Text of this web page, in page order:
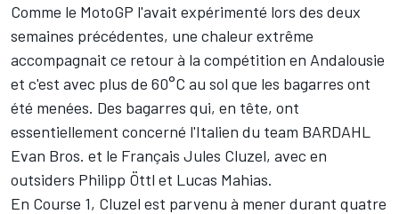
Comme le MotoGP l'avait expérimenté lors des deux
semaines précédentes, une chaleur extrême
accompagnait ce retour à la compétition en Andalousie
et c'est avec plus de 60°C au sol que les bagarres ont
été menées. Des bagarres qui, en tête, ont
essentiellement concerné l'Italien du team BARDAHL
Evan Bros. et le Français Jules Cluzel, avec en
outsiders Philipp Öttl et Lucas Mahias.
En Course 1, Cluzel est parvenu à mener durant quatre